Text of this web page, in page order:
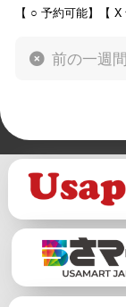
【 ○ 予約可能】【
前の一週間